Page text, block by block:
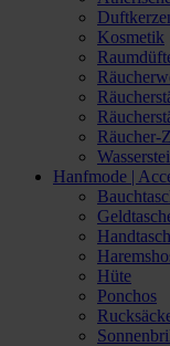
Kosmetik
Räucher-
Hanfmode |
Hüte
Ponchos